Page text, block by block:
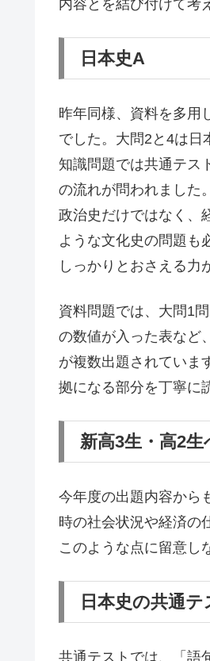
内容とを結び付けて考
日本史A
昨年同様、資料を多用
でした。大問2と4は日
知識問題では共通テス
の流れが問われました
政治史だけではなく、
ような文化史の問題も
しっかりとおさえる力
資料問題では、大問1
の数値が入った表など
が複数出題されていま
拠になる部分を丁寧に
新高3生・高2
今年度の出題内容から
時の社会状況や経済の
このような点に留意し
日本史の共通
共通テストでは、「語